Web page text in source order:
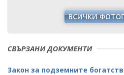
ВСИЧКИ
СВЪРЗАНИ ДОКУМЕНТИ
Закон за подземните